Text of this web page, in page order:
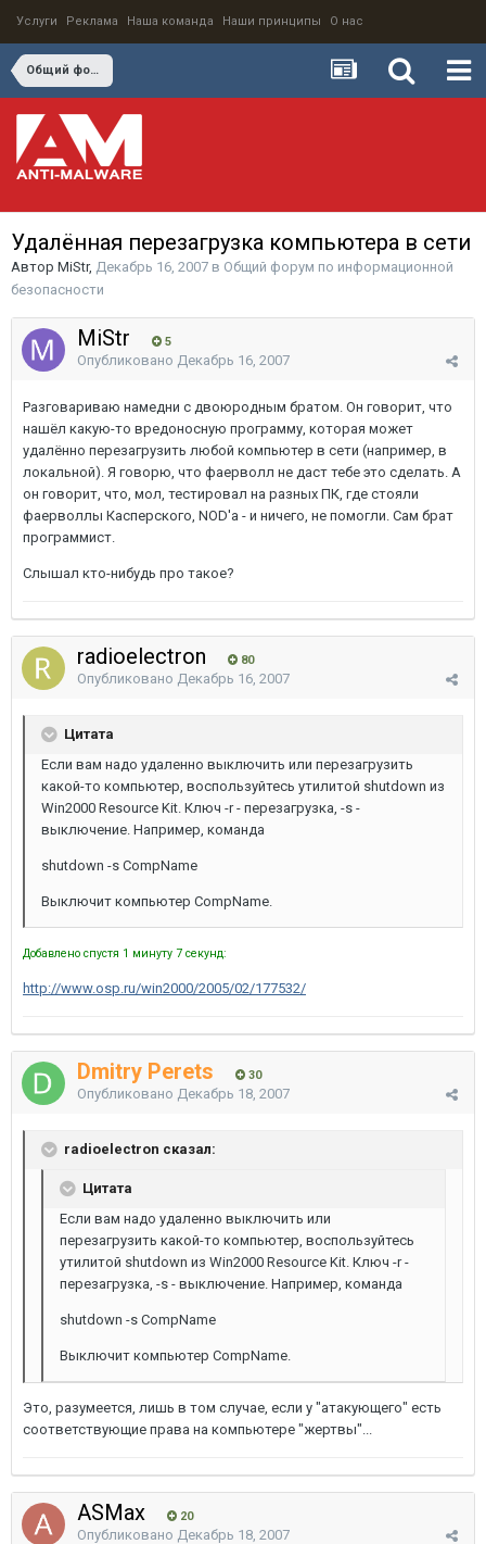
Услуги Реклама Наша команда Наши принципы О нас
Общий форум по информационной безопасности
Удалённая перезагрузка компьютера в сети
Автор MiStr, Декабрь 16, 2007 в Общий форум по информационной
безопасности
MiStr 5
Опубликовано Декабрь 16, 2007
Разговариваю намедни с двоюродным братом. Он говорит, что
нашёл какую-то вредоносную программу, которая может
удалённо перезагрузить любой компьютер в сети (например, в
локальной). Я говорю, что фаерволл не даст тебе это сделать. А
он говорит, что, мол, тестировал на разных ПК, где стояли
фаерволлы Касперского, NOD'а - и ничего, не помогли. Сам брат
программист.
Слышал кто-нибудь про такое?
radioelectron 80
Опубликовано Декабрь 16, 2007
Цитата
Если вам надо удаленно выключить или перезагрузить
какой-то компьютер, воспользуйтесь утилитой shutdown из
Win2000 Resource Kit. Ключ -r - перезагрузка, -s -
выключение. Например, команда
shutdown -s CompName
Выключит компьютер CompName.
Добавлено спустя 1 минуту 7 секунд:
http://www.osp.ru/win2000/2005/02/177532/
Dmitry Perets 30
Опубликовано Декабрь 18, 2007
radioelectron сказал:
Цитата
Если вам надо удаленно выключить или
перезагрузить какой-то компьютер, воспользуйтесь
утилитой shutdown из Win2000 Resource Kit. Ключ -r -
перезагрузка, -s - выключение. Например, команда
shutdown -s CompName
Выключит компьютер CompName.
Это, разумеется, лишь в том случае, если у "атакующего" есть
соответствующие права на компьютере "жертвы"...
ASMax 20
Опубликовано Декабрь 18, 2007